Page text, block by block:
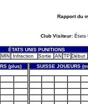
Rapport du
Club Visiteur: États
ÉTATS UNIS PUNITIONS
MIN Infraction Sortie AN TP Début
(plus)
SUISSE JOUEURS